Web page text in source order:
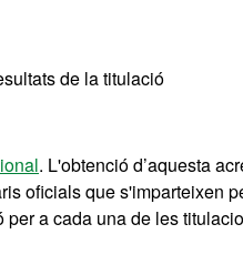
de la titulació
. L'obtenció d’aquesta
oficials que s'imparteixen
a cada una de les